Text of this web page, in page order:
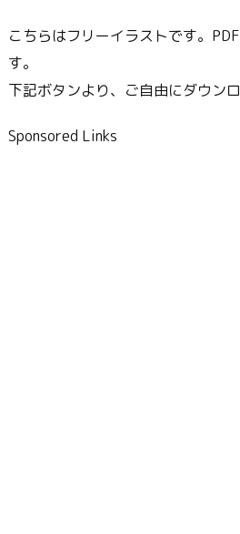
こちらはフリーイラストです。
す。
下記ボタンより、ご自由にダウンロ
Sponsored Links